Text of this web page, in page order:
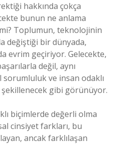
hakkında çokça
bunun ne anlama
Toplumun, teknolojinin
değiştiği bir dünyada,
evrim geçiriyor. Gelecekte,
değil, aynı
ve insan odaklı
gibi görünüyor.
biçimlerde değerli olma
cinsiyet farkları, bu
ancak farklılaşan